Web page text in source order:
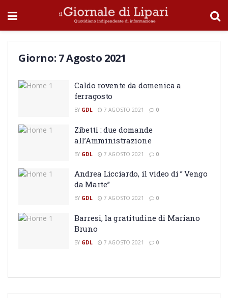
Giorno: 7 Agosto 2021
Caldo rovente da domenica a
ferragosto
BY GDL 7 AGOSTO 2021 0
Zibetti : due domande
all’Amministrazione
BY GDL 7 AGOSTO 2021 0
Andrea Licciardo, il video di ” Vengo
da Marte”
BY GDL 7 AGOSTO 2021 0
Barresi, la gratitudine di Mariano
Bruno
BY GDL 7 AGOSTO 2021 0